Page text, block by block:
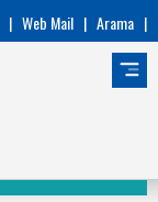
| Web Mail | Arama |